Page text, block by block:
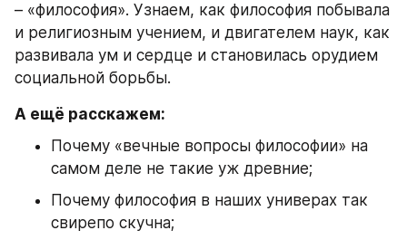
– «философия». Узнаем, как философия побывала
и религиозным учением, и двигателем наук, как
развивала ум и сердце и становилась орудием
социальной борьбы.
А ещё расскажем:
Почему «вечные вопросы философии» на
самом деле не такие уж древние;
Почему философия в наших универах так
свирепо скучна;